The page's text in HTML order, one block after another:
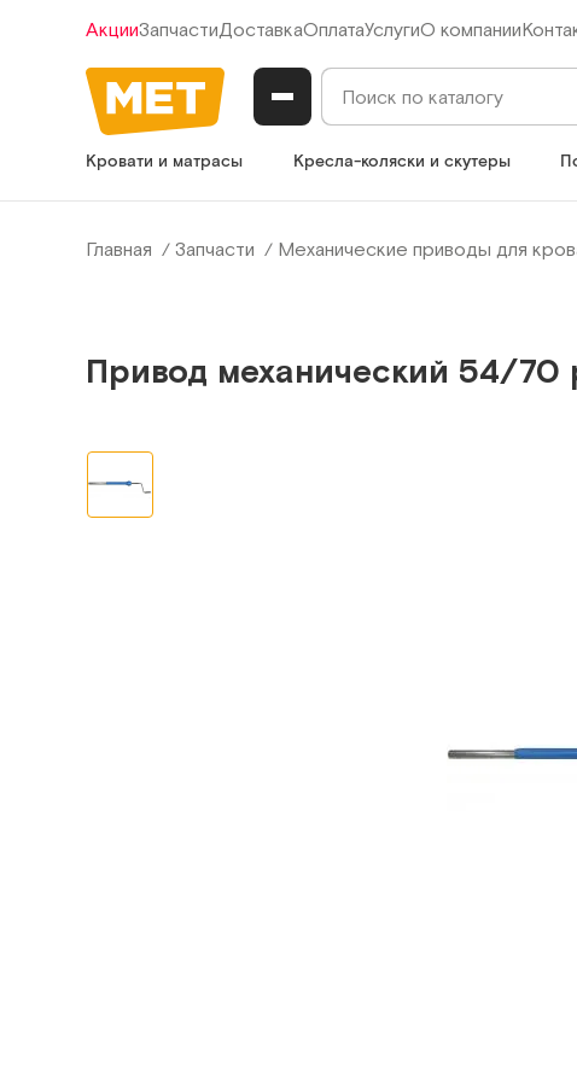
АкцииЗапчастиДоставкаОплатаУслугиО компании
Кровати и матрасы Кресла-коляски и скутеры
Главная Запчасти Механические приводы для
Привод механический 54/70